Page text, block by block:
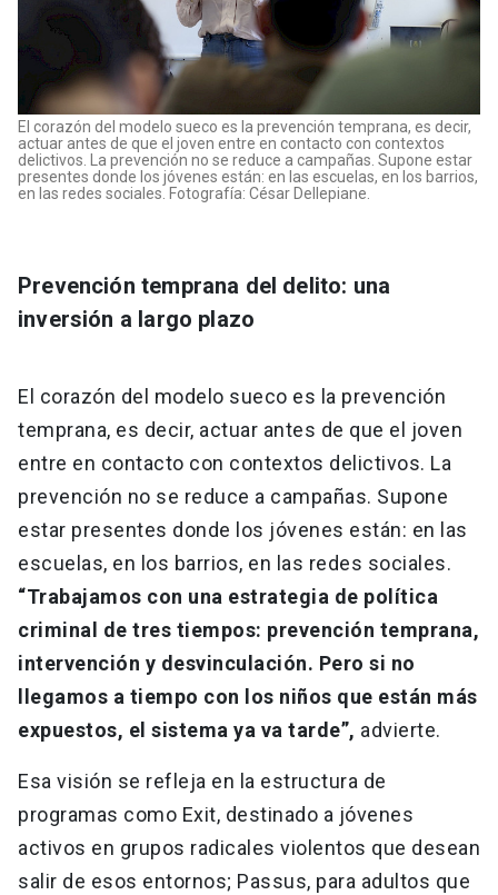
El corazón del modelo sueco es la prevención temprana, es decir,
actuar antes de que el joven entre en contacto con contextos
delictivos. La prevención no se reduce a campañas. Supone estar
presentes donde los jóvenes están: en las escuelas, en los barrios,
en las redes sociales. Fotografía: César Dellepiane.
Prevención temprana del delito: una
inversión a largo plazo
El corazón del modelo sueco es la prevención
temprana, es decir, actuar antes de que el joven
entre en contacto con contextos delictivos. La
prevención no se reduce a campañas. Supone
estar presentes donde los jóvenes están: en las
escuelas, en los barrios, en las redes sociales.
“Trabajamos con una estrategia de política
criminal de tres tiempos: prevención temprana,
intervención y desvinculación. Pero si no
llegamos a tiempo con los niños que están más
expuestos, el sistema ya va tarde”, advierte.
Esa visión se refleja en la estructura de
programas como Exit, destinado a jóvenes
activos en grupos radicales violentos que desean
salir de esos entornos; Passus, para adultos que